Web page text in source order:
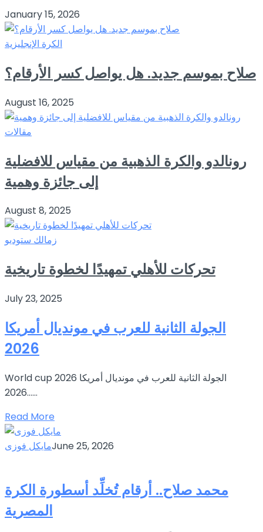
January 15, 2026
الكرة الإنجليزية
صلاح بموسم جديد. هل يواصل كسر الأرقام؟
August 16, 2025
مقالات
رونالدو والكرة الذهبية من مقياس للافضلية
إلى جائزة وهمية
August 8, 2025
زمالك ستوديو
تحركات للأهلي تمهيدًا لخطوة تاريخية
July 23, 2025
الجولة الثانية للعرب في مونديال أمريكا
2026
World cup 2026 الجولة الثانية للعرب في مونديال أمريكا
2026…...
Read More
مايكل فوزىJune 25, 2026
محمد صلاح.. أرقام تُخلِّد أسطورة الكرة
المصرية